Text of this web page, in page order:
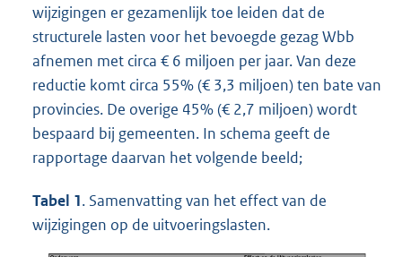
wijzigingen er gezamenlijk toe leiden dat de
structurele lasten voor het bevoegde gezag Wbb
afnemen met circa € 6 miljoen per jaar. Van deze
reductie komt circa 55% (€ 3,3 miljoen) ten bate van
provincies. De overige 45% (€ 2,7 miljoen) wordt
bespaard bij gemeenten. In schema geeft de
rapportage daarvan het volgende beeld;
Tabel 1. Samenvatting van het effect van de
wijzigingen op de uitvoeringslasten.